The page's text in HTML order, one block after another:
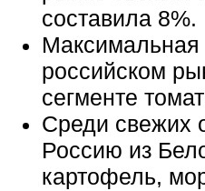
составила 8%.
российском
сегменте
Среди свежих
Россию из
картофель,